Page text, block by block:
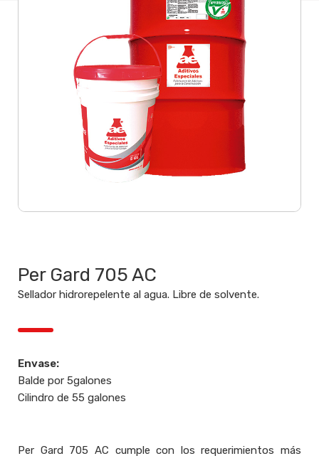
Per Gard 705 AC
Sellador hidrorepelente al agua. Libre de solvente.
Envase:
Balde por 5galones
Cilindro de 55 galones
Per Gard 705 AC cumple con los requerimientos más